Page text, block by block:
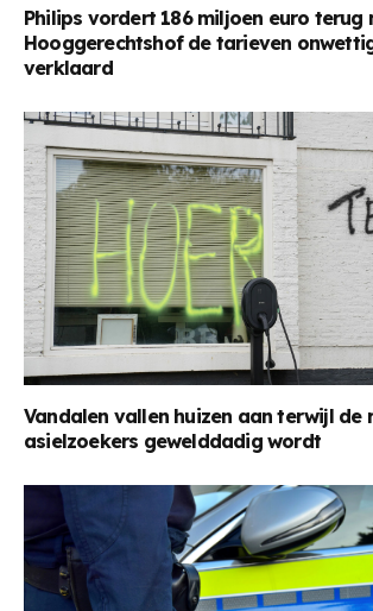
Philips vordert 186 miljoen euro terug
Hooggerechtshof de tarieven
verklaard
Vandalen vallen huizen aan terwijl de
asielzoekers gewelddadig wordt